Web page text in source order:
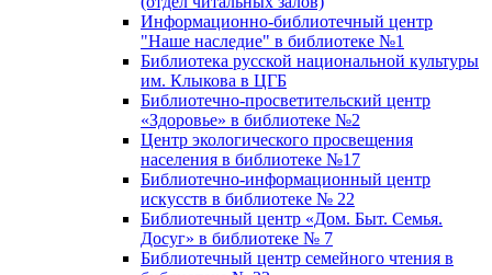
Информационно-библиотечный центр
"Наше наследие" в библиотеке №1
Библиотека русской национальной культуры
им. Клыкова в ЦГБ
Библиотечно-просветительский центр
«Здоровье» в библиотеке №2
Центр экологического просвещения
населения в библиотеке №17
Библиотечно-информационный центр
искусств в библиотеке № 22
Библиотечный центр «Дом. Быт. Семья.
Досуг» в библиотеке № 7
Библиотечный центр семейного чтения в